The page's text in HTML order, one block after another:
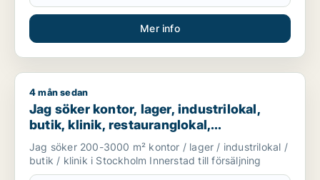
Mer info
Jag söker kontor, lager, industrilokal, butik, klinik,
4 mån sedan
Jag söker kontor, lager, industrilokal,
butik, klinik, restauranglokal,
fastighetsmark, bostadsfastighet, hotell
eller garage till salu i Stockholm
Innerstad
Jag söker 200-3000 m² kontor / lager / industrilokal /
butik / klinik i Stockholm Innerstad till försäljning